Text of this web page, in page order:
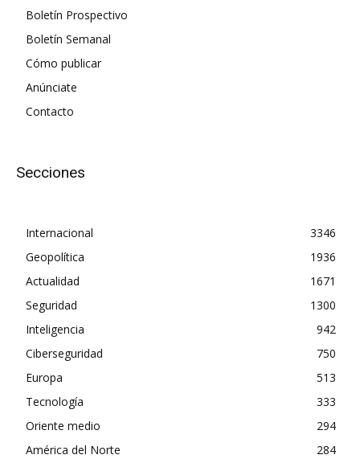
Boletín Prospectivo
Boletín Semanal
Cómo publicar
Anúnciate
Contacto
Secciones
Internacional
3346
Geopolítica
1936
Actualidad
1671
Seguridad
1300
Inteligencia
942
Ciberseguridad
750
Europa
513
Tecnología
333
Oriente medio
294
América del Norte
284